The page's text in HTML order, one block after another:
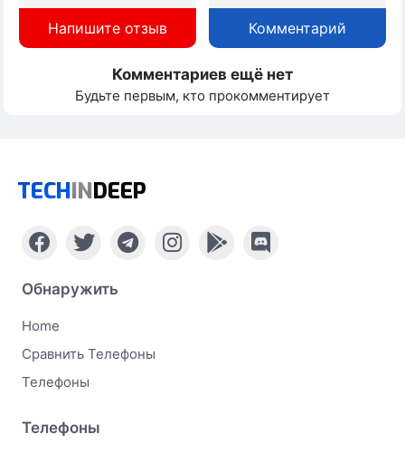
Напишите отзыв Комментарий
Комментариев ещё нет
Будьте первым, кто прокомментирует
TECHINDEEP
Обнаружить
Home
Сравнить Телефоны
Телефоны
Телефоны